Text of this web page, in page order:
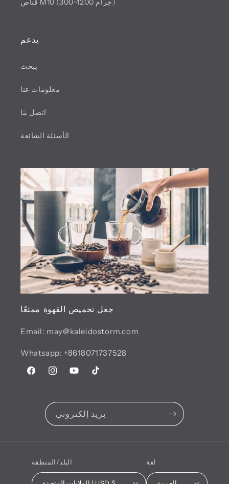
قناص M10 (300~1200 جرام)
يدعم
يبحث
معلومات عنا
اتصل بنا
الأسئلة الشائعة
جعل تحميص القهوة ممتعًا
Email: may@kaleidostorm.com
Whatsapp: +8618071737528
فيسبوكانستجراميوتيوب
تيك
بريد إلكتروني
البلد/المنطقة لغة